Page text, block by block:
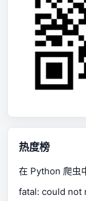
热度榜
在
fatal: could not